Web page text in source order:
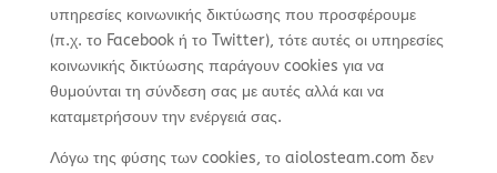
υπηρεσίες κοινωνικής δικτύωσης που προσφέρουμε
(π.χ. το Facebook ή το Twitter), τότε αυτές οι υπηρεσίες
κοινωνικής δικτύωσης παράγουν cookies για να
θυμούνται τη σύνδεση σας με αυτές αλλά και να
καταμετρήσουν την ενέργειά σας.
Λόγω της φύσης των cookies, το aiolosteam.com δεν